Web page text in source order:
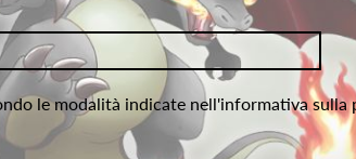
le modalità indicate nell'informativa sulla